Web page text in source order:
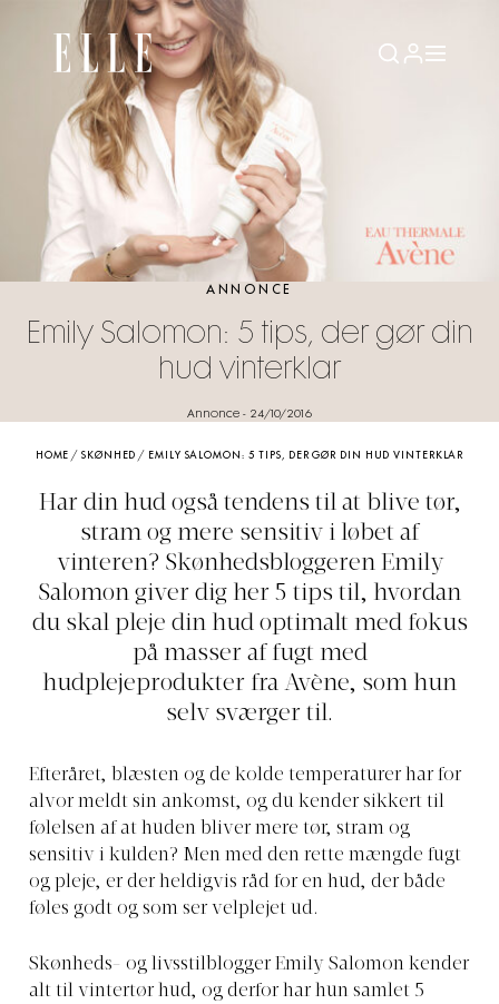
ANNONCE
Emily Salomon: 5 tips, der gør din
hud vinterklar
Annonce- 24/10/2016
HOME /SKØNHED / EMILY SALOMON: 5 TIPS, DER GØR DIN HUD VINTERKLAR
Har din hud også tendens til at blive tør,
stram og mere sensitiv i løbet af
vinteren? Skønhedsbloggeren Emily
Salomon giver dig her 5 tips til, hvordan
du skal pleje din hud optimalt med fokus
på masser af fugt med
hudplejeprodukter fra Avène, som hun
selv sværger til.
Efteråret, blæsten og de kolde temperaturer har for
alvor meldt sin ankomst, og du kender sikkert til
følelsen af at huden bliver mere tør, stram og
sensitiv i kulden? Men med den rette mængde fugt
og pleje, er der heldigvis råd for en hud, der både
føles godt og som ser velplejet ud.
Skønheds- og livsstilblogger Emily Salomon kender
alt til vintertør hud, og derfor har hun samlet 5